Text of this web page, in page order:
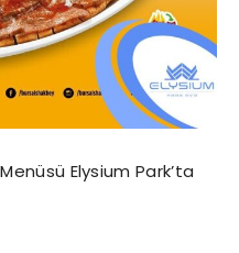
Elysium Park’ta